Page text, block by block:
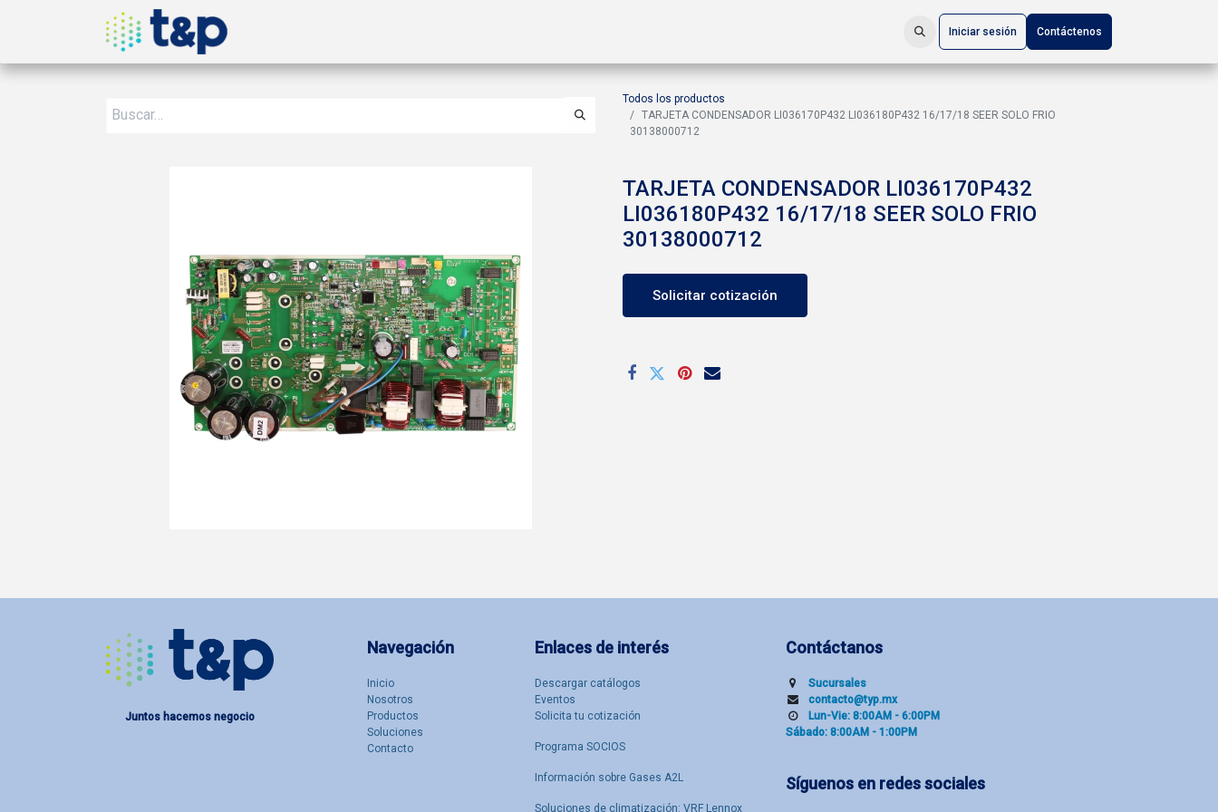
Iniciar sesión Contáctenos
Todos los productos
TARJETA CONDENSADOR LI036170P432 LI036180P432 16/17/18 SEER SOLO FRIO
30138000712
TARJETA CONDENSADOR LI036170P432
LI036180P432 16/17/18 SEER SOLO FRIO
30138000712
Solicitar cotización
Enlaces de interés
Descargar catálogos
Eventos
Solicita tu cotización
Programa SOCIOS
Información sobre Gases A2L
Soluciones de climatización: VRF Lennox
Navegación
Inicio
Nosotro​s
Productos
Soluciones
Contacto
Contáctanos
Sucu​rsal​es
contacto@typ.mx
Lun-Vie: 8:00AM - 6:00PM
Sábado: 8:00AM - 1:00PM
Síguenos en redes sociales
Juntos hacemos negocio